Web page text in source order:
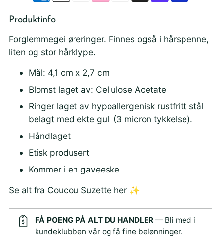
Produktinfo
Forglemmegei øreringer. Finnes også i hårspenne,
liten og stor hårklype.
Mål: 4,1 cm x 2,7 cm
Blomst laget av: Cellulose Acetate
Ringer laget av hypoallergenisk rustfritt stål
belagt med ekte gull (3 micron tykkelse).
Håndlaget
Etisk produsert
Kommer i en gaveeske
Se alt fra Coucou Suzette her ✨
FÅ POENG PÅ ALT DU HANDLER — Bli med i
kundeklubben vår og få fine belønninger.